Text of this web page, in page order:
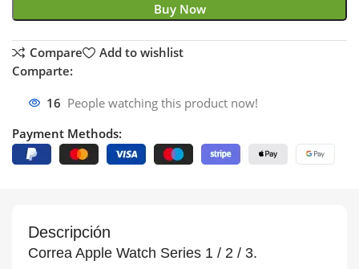
Buy Now
Compare
Add to wishlist
Comparte:
16 People watching this product now!
Payment Methods:
Descripción
Correa Apple Watch Series 1 / 2 / 3.